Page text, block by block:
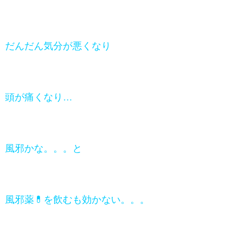
だんだん気分が悪くなり
頭が痛くなり…
風邪かな。。。と
風邪薬💊を飲むも効かない。。。